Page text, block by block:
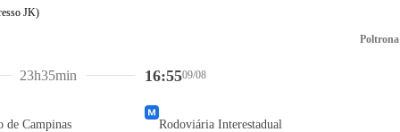
de Campinas
16:5509/08
Rodoviária Interestadual
23h35min
Poltrona